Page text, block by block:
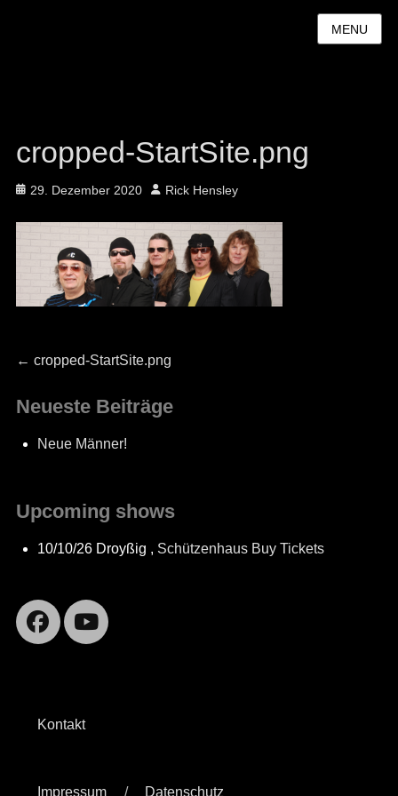
MENU
cropped-StartSite.png
Posted
29. Dezember 2020 Author
Rick Hensley
Beitragsnavigation
← Previous
cropped-StartSite.png
Neueste Beiträge
Neue Männer!
Upcoming shows
10/10/26 Droyßig , Schützenhaus Buy Tickets
Facebook
YouTube
Kontakt
Impressum Datenschutz